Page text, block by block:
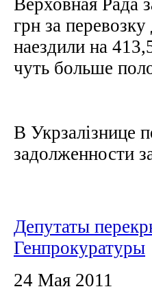
грн за
наездили на
чуть больше
В Укрзалізнице
задолженности
Депутаты
Генпрокуратуры
24 Мая 2011